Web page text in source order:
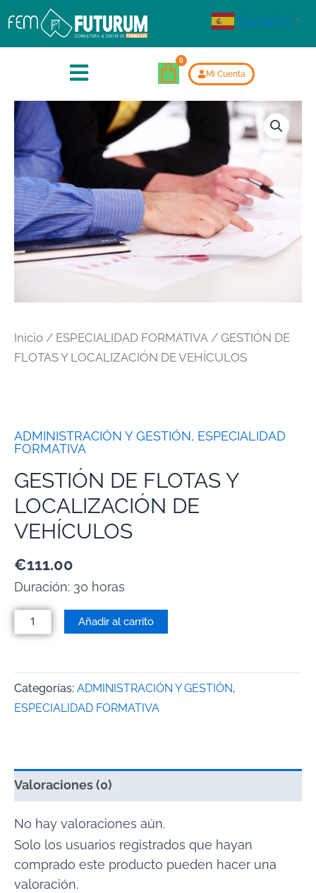
Mi Cuenta
Inicio / ESPECIALIDAD FORMATIVA / GESTIÓN DE
FLOTAS Y LOCALIZACIÓN DE VEHÍCULOS
ADMINISTRACIÓN Y GESTIÓN, ESPECIALIDAD
FORMATIVA
GESTIÓN DE FLOTAS Y
LOCALIZACIÓN DE
VEHÍCULOS
€111.00
Duración: 30 horas
Añadir al carrito
Categorías: ADMINISTRACIÓN Y GESTIÓN,
ESPECIALIDAD FORMATIVA
Valoraciones (0)
No hay valoraciones aún.
Solo los usuarios registrados que hayan
comprado este producto pueden hacer una
valoración.
Español ▼